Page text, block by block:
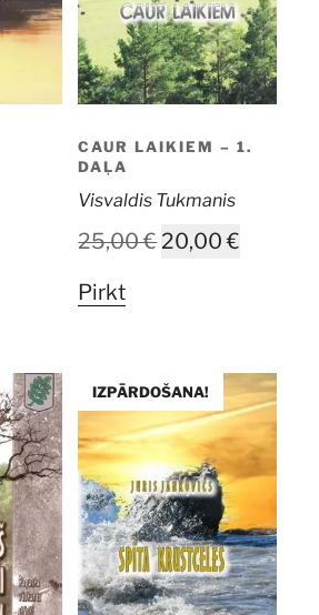
CAUR LAIKIEM – 1.
DAĻA
Visvaldis Tukmanis
25,00€Original
20,00€
Pirkt
IZPĀRDOŠANA!